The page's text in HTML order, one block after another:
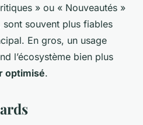
» ou « Nouveautés »
souvent plus fiables
En gros, un usage
l’écosystème bien plus
optimisé.